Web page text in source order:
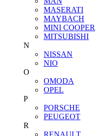
MASERATI
MAYBACH
MINI COOPER
MITSUBISHI
N
NISSAN
NIO
O
OMODA
OPEL
P
PORSCHE
PEUGEOT
R
RENAULT